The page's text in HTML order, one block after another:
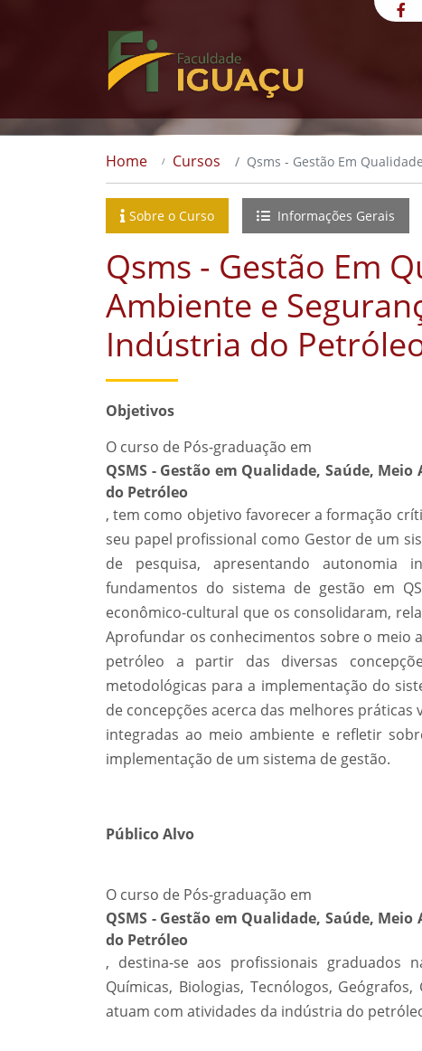
Home Cursos Qsms - Gestão Em
Sobre o Curso Informações Gerais
Qsms - Gestão Em
Ambiente e
Indústria do
Objetivos
O curso de Pós-graduação em
QSMS - Gestão em Qualidade, Saúde,
do Petróleo
, tem como objetivo favorecer a formação
seu papel profissional como Gestor de um
de pesquisa, apresentando autonomia
fundamentos do sistema de gestão em
econômico-cultural que os consolidaram,
Aprofundar os conhecimentos sobre o meio
petróleo a partir das diversas
metodológicas para a implementação do
de concepções acerca das melhores
integradas ao meio ambiente e refletir
implementação de um sistema de gestão.
Público Alvo
O curso de Pós-graduação em
QSMS - Gestão em Qualidade, Saúde,
do Petróleo
, destina-se aos profissionais graduados
Químicas, Biologias, Tecnólogos,
atuam com atividades da indústria do